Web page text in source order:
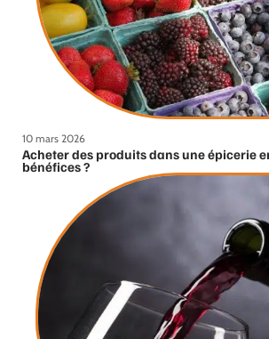
10 mars 2026
Acheter des produits dans une épicerie
bénéfices ?